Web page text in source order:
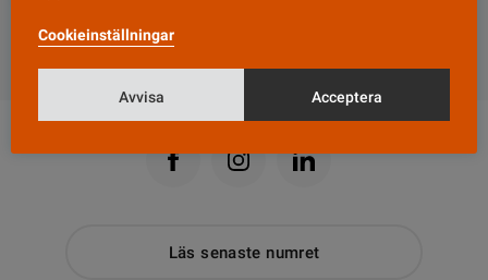
Till Vårdfokus startsida
Läs senaste numret
Cookieinställningar
Avvisa Acceptera